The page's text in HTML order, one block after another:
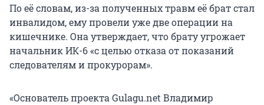
По её словам, из-за полученных травм её брат стал
инвалидом, ему провели уже две операции на
кишечнике. Она утверждает, что брату угрожает
начальник ИК-6 «с целью отказа от показаний
следователям и прокурорам».
«Основатель проекта Gulagu.net Владимир